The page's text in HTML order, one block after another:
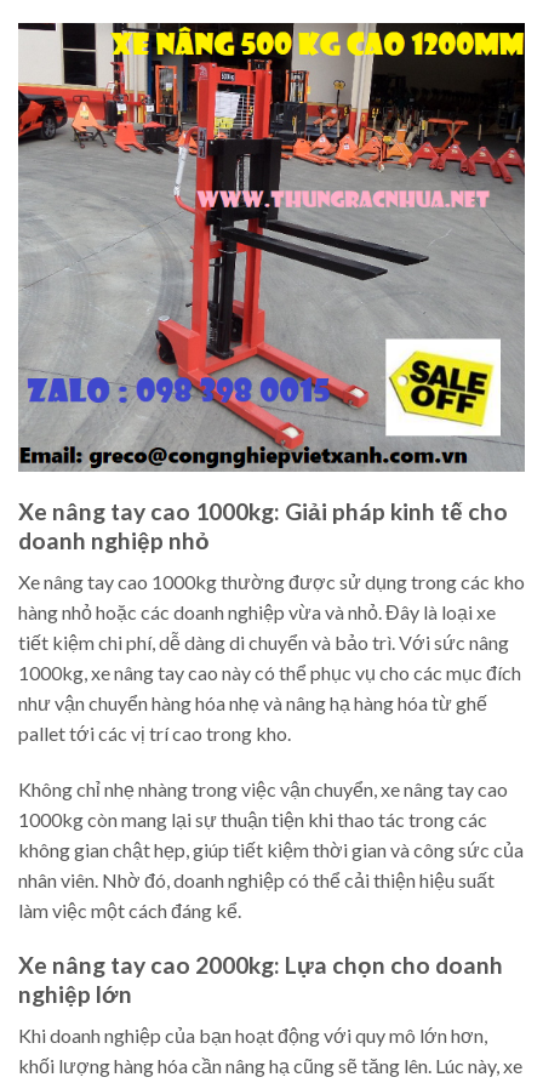
Xe nâng tay cao 1000kg: Giải pháp kinh tế cho
doanh nghiệp nhỏ
Xe nâng tay cao 1000kg thường được sử dụng trong các kho
hàng nhỏ hoặc các doanh nghiệp vừa và nhỏ. Đây là loại xe
tiết kiệm chi phí, dễ dàng di chuyển và bảo trì. Với sức nâng
1000kg, xe nâng tay cao này có thể phục vụ cho các mục đích
như vận chuyển hàng hóa nhẹ và nâng hạ hàng hóa từ ghế
pallet tới các vị trí cao trong kho.
Không chỉ nhẹ nhàng trong việc vận chuyển, xe nâng tay cao
1000kg còn mang lại sự thuận tiện khi thao tác trong các
không gian chật hẹp, giúp tiết kiệm thời gian và công sức của
nhân viên. Nhờ đó, doanh nghiệp có thể cải thiện hiệu suất
làm việc một cách đáng kể.
Xe nâng tay cao 2000kg: Lựa chọn cho doanh
nghiệp lớn
Khi doanh nghiệp của bạn hoạt động với quy mô lớn hơn,
khối lượng hàng hóa cần nâng hạ cũng sẽ tăng lên. Lúc này, xe